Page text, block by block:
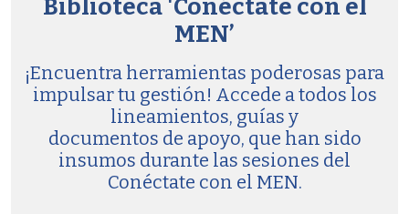
Biblioteca 'Conéctate con el
MEN’
¡Encuentra herramientas poderosas para
impulsar tu gestión! Accede a todos los
lineamientos, guías y
documentos de apoyo, que han sido
insumos durante las sesiones del
Conéctate con el MEN.